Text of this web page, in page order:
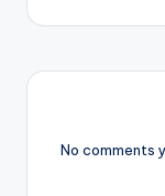
No comments